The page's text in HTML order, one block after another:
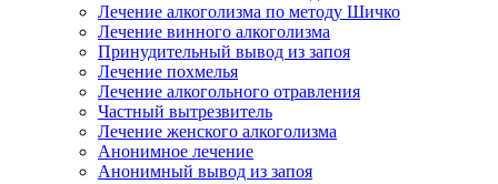
Лечение алкоголизма по методу Шичко
Лечение винного алкоголизма
Принудительный вывод из запоя
Лечение похмелья
Лечение алкогольного отравления
Частный вытрезвитель
Лечение женского алкоголизма
Анонимное лечение
Анонимный вывод из запоя